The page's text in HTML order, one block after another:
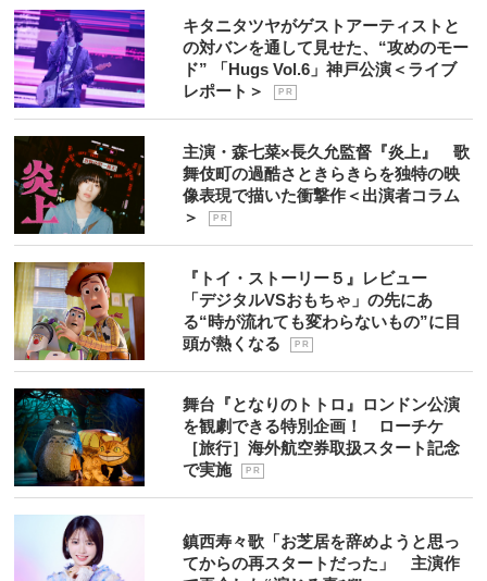
キタニタツヤがゲストアーティストと
の対バンを通して見せた、“攻めのモー
ド” 「Hugs Vol.6」神戸公演＜ライブ
レポート＞
P R
主演・森七菜×長久允監督『炎上』 歌
舞伎町の過酷さときらきらを独特の映
像表現で描いた衝撃作＜出演者コラム
＞
P R
『トイ・ストーリー５』レビュー
「デジタルVSおもちゃ」の先にあ
る“時が流れても変わらないもの”に目
頭が熱くなる
P R
舞台『となりのトトロ』ロンドン公演
を観劇できる特別企画！ ローチケ
［旅行］海外航空券取扱スタート記念
で実施
P R
鎮西寿々歌「お芝居を辞めようと思っ
てからの再スタートだった」 主演作